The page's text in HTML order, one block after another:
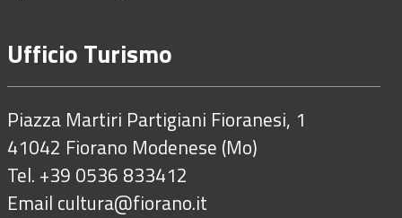
Ufficio Turismo
Piazza Martiri Partigiani Fioranesi, 1
41042 Fiorano Modenese (Mo)
Tel. +39 0536 833412
Email cultura@fiorano.it